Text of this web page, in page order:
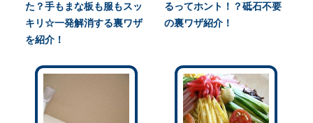
た？手もまな板も服もスッ
キリ☆一発解消する裏ワザ
を紹介！
るってホント！？砥石不要
の裏ワザ紹介！